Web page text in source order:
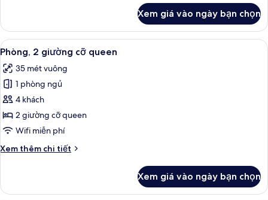
hồ
bơi
Phòng,
giường
queen,
quang
hồ
bơi
Xem giá vào ngày bạn chọn
Xem
tất
cả
ảnh
Phòng,
2
giường
queen
Minibar, két bảo mật tại phòng, bàn
8
Phòng, 2 giường cỡ queen
35 mét vuông
1 phòng ngủ
4 khách
2 giường cỡ queen
Wifi miễn phí
Xem thêm chi tiết
Chi
Phòng,
Xem giá vào ngày bạn chọn